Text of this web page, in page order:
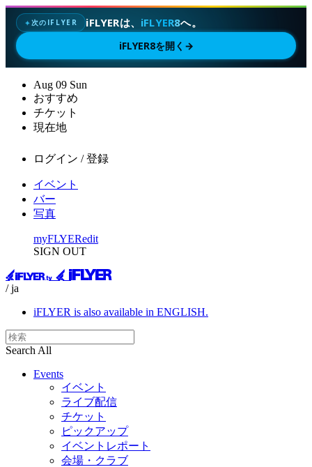
✦次のIFLYER iFLYERは、 iFLYER8へ。
iFLYER8を開く →
Aug 09 Sun
おすすめ
チケット
現在地
ログイン / 登録
イベント
バー
写真
myFLYERedit
SIGN OUT
/ ja
iFLYER is also available in ENGLISH.
Search All
Events
イベント
ライブ配信
チケット
ピックアップ
イベントレポート
会場・クラブ